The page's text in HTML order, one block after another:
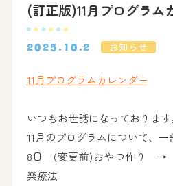
(訂正版)11月プログラム
2025.10.2 お知らせ
11月プログラムカレンダー
いつもお世話になっております
11月のプログラムについて、一
8日 (変更前)おやつ作り →
楽療法